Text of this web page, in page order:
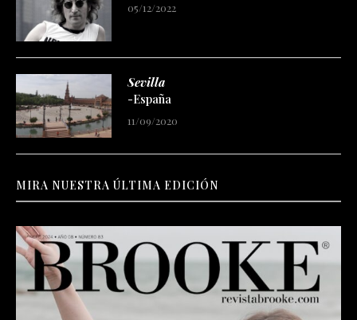
05/12/2022
Sevilla
-España
11/09/2020
MIRA NUESTRA ÚLTIMA EDICIÓN